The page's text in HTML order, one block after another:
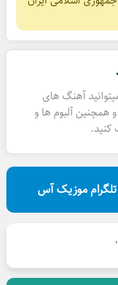
آهنگ های
آلبوم ها و
کنید.
موزیک آس